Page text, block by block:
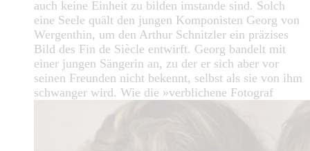
auch keine Einheit zu bilden imstande sind. Solch
eine Seele quält den jungen Komponisten Georg von
Wergenthin, um den Arthur Schnitzler ein präzises
Bild des Fin de Siècle entwirft. Georg bandelt mit
einer jungen Sängerin an, zu der er sich aber vor
seinen Freunden nicht bekennt, selbst als sie von ihm
schwanger wird. Wie die »verblichene Fotograf